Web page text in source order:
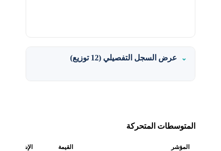
عرض السجل التفصيلي (12 توزيع)
المتوسطات المتحركة
المؤشر القيمة الإشارة